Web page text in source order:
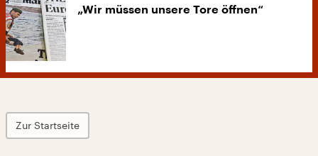
„Wir müssen unsere Tore öffnen“
Zur Startseite